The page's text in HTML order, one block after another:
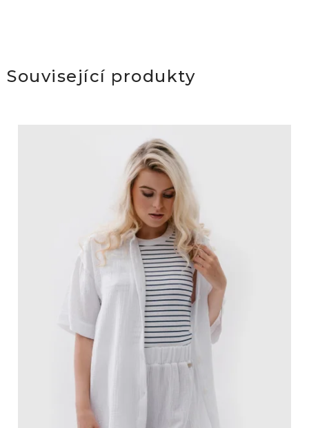
Související produkty